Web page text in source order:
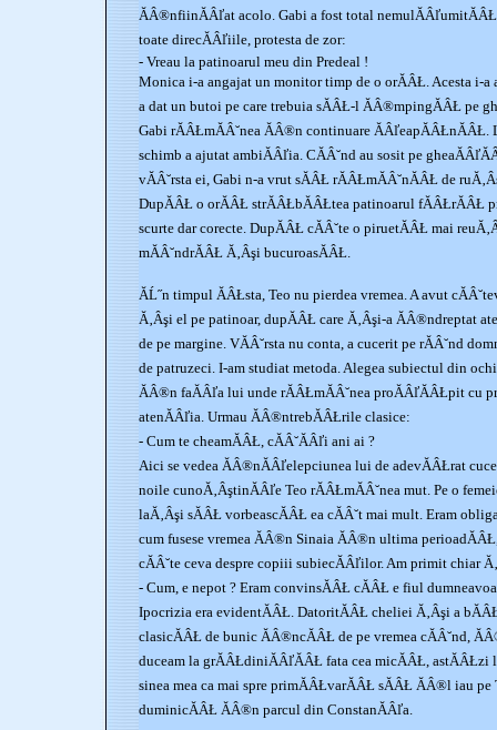
ĂÂ®nfiinĂÂľat acolo. Gabi a fost total
toate direcĂÂľiile, protesta de zor:
- Vreau la patinoarul meu din Predeal !
Monica i-a angajat un monitor timp de o orĂÂŁ. Acesta i-a
a dat un butoi pe care trebuia sĂÂŁ-l ĂÂ®mpingĂÂŁ pe
Gabi rĂÂŁmĂÂ˘nea ĂÂ®n continuare
schimb a ajutat ambiĂÂľia. CĂÂ˘nd au sosit pe
vĂÂ˘rsta ei, Gabi n-a vrut sĂÂŁ rĂÂŁmĂÂ˘nĂÂŁ de
DupĂÂŁ o orĂÂŁ strĂÂŁbĂÂŁtea patinoarul fĂÂŁrĂÂŁ
scurte dar corecte. DupĂÂŁ cĂÂ˘te o piruetĂÂŁ mai
mĂÂ˘ndrĂÂŁ Ă‚Âşi bucuroasĂÂŁ.
ĂĹ˝n timpul ĂÂŁsta, Teo nu pierdea vremea. A avut
Ă‚Âşi el pe patinoar, dupĂÂŁ care Ă‚Âşi-a ĂÂ®ndreptat
de pe margine. VĂÂ˘rsta nu conta, a cucerit pe rĂÂ˘nd
de patruzeci. I-am studiat metoda. Alegea subiectul din ochi,
ĂÂ®n faĂÂľa lui unde rĂÂŁmĂÂ˘nea proĂÂľĂÂŁpit cu
atenĂÂľia. Urmau ĂÂ®ntrebĂÂŁrile clasice:
- Cum te cheamĂÂŁ, cĂÂ˘ĂÂľi ani ai ?
Aici se vedea ĂÂ®nĂÂľelepciunea lui de adevĂÂŁrat
noile cunoĂ‚ÂştinĂÂľe Teo rĂÂŁmĂÂ˘nea mut. Pe o
laĂ‚Âşi sĂÂŁ vorbeascĂÂŁ ea cĂÂ˘t mai mult. Eram
cum fusese vremea ĂÂ®n Sinaia ĂÂ®n ultima
cĂÂ˘te ceva despre copiii subiecĂÂľilor. Am primit chiar
- Cum, e nepot ? Eram convinsĂÂŁ cĂÂŁ e fiul
Ipocrizia era evidentĂÂŁ. DatoritĂÂŁ cheliei Ă‚Âşi a
clasicĂÂŁ de bunic ĂÂ®ncĂÂŁ de pe vremea cĂÂ˘nd,
duceam la grĂÂŁdiniĂÂľĂÂŁ fata cea micĂÂŁ,
sinea mea ca mai spre primĂÂŁvarĂÂŁ sĂÂŁ ĂÂ®l iau
duminicĂÂŁ ĂÂ®n parcul din ConstanĂÂľa.